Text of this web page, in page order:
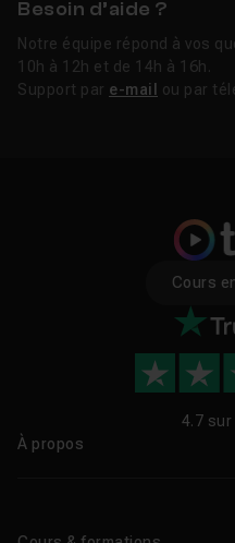
Besoin d’aide ?
Notre équipe répond à vos
10h à 12h et de 14h à 16h.
Support par e-mail ou par
Cours
4.7 sur
À propos